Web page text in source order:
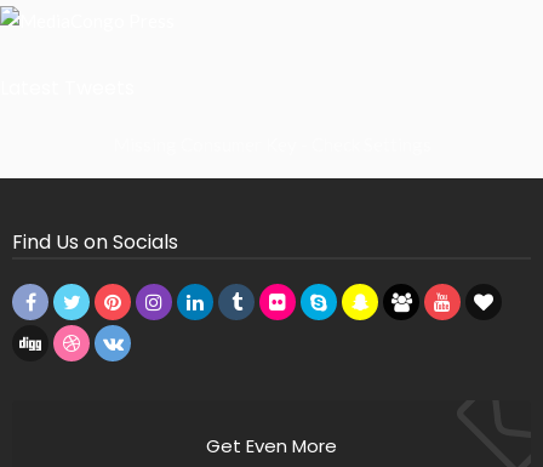
Find Us on Socials
Get Even More